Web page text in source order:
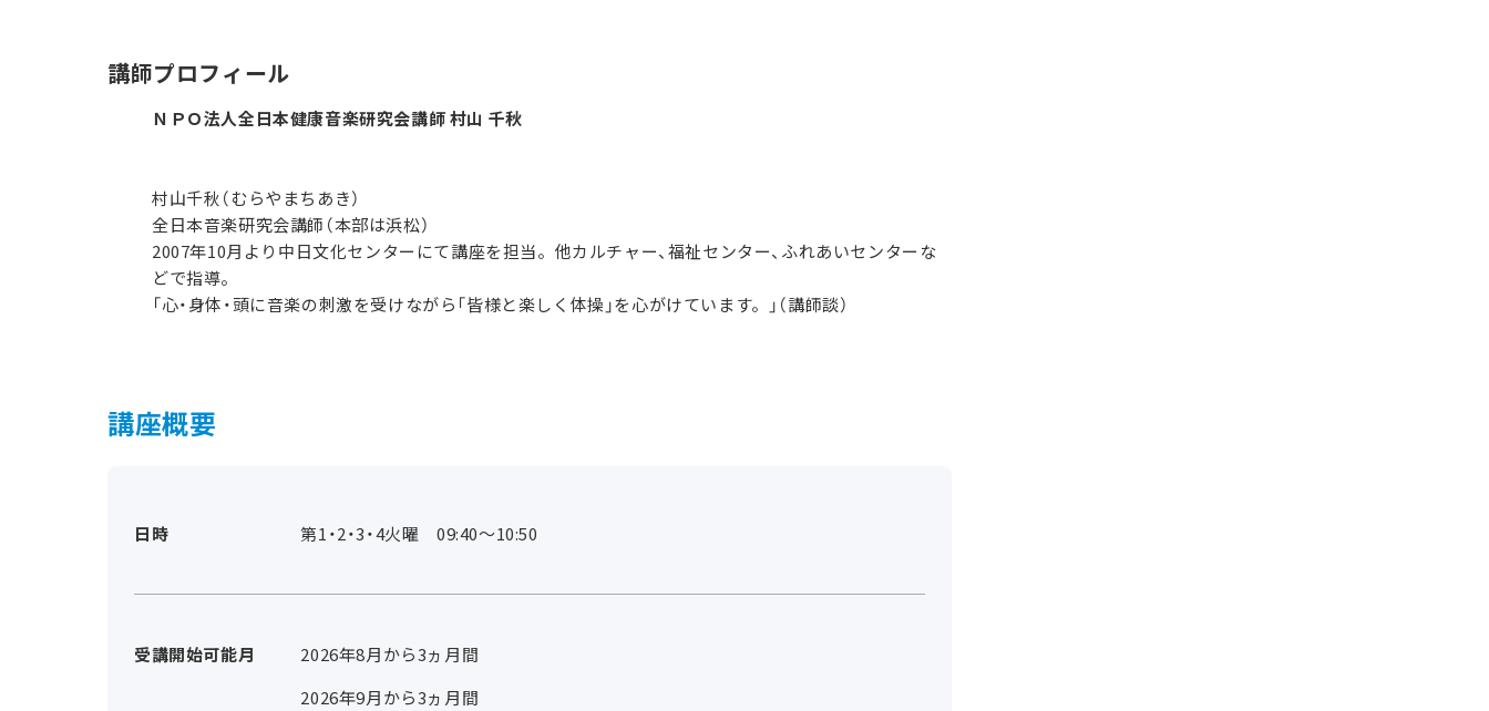
講師プロフィール
ＮＰＯ法人全日本健康音楽研究会講師 村山 千秋
村山千秋（むらやまちあき）
全日本音楽研究会講師（本部は浜松）
2007年10月より中日文化センターにて講座を担当。他カルチャー、福祉センター、ふれあいセンターな
どで指導。
「心・身体・頭に音楽の刺激を受けながら「皆様と楽しく体操」を心がけています。」（講師談）
講座概要
日時 第1・2・3・4火曜 09:40～10:50
受講開始可能月
2026年8月から3ヵ月間
2026年9月から3ヵ月間